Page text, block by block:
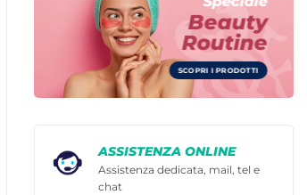
Beauty
Routine
SCOPRI I PRODOTTI
ASSISTENZA ONLINE
Assistenza dedicata, mail, tel e
chat